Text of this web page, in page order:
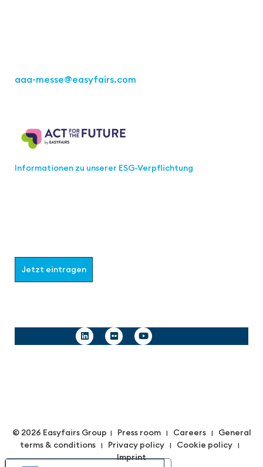
aaa-messe@easyfairs.com
Informationen zu unserer ESG-Verpflichtung
Jetzt eintragen
© 2026 Easyfairs Group | Press room| Careers| General
terms & conditions | Privacy policy | Cookie policy |
Imprint